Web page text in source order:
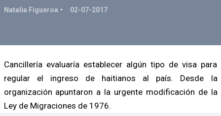
Natalia Figueroa 02-07-2017
Cancillería evaluaría establecer algún tipo de visa para
regular el ingreso de haitianos al país. Desde la
organización apuntaron a la urgente modificación de la
Ley de Migraciones de 1976.